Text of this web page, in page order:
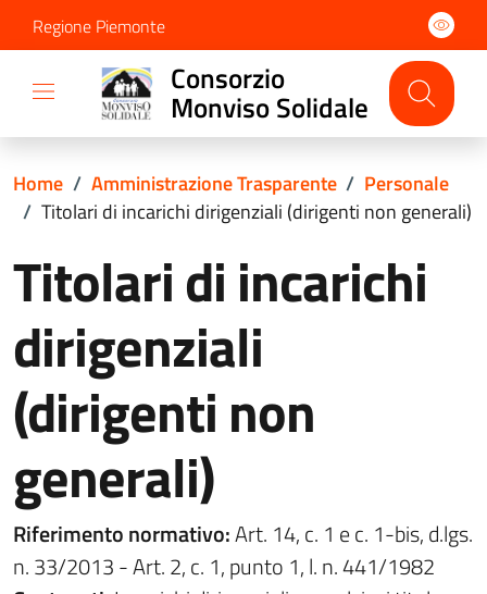
Regione Piemonte
Consorzio
Monviso Solidale
Home / Amministrazione Trasparente / Personale
/ Titolari di incarichi dirigenziali (dirigenti non generali)
Titolari di incarichi
dirigenziali
(dirigenti non
generali)
Riferimento normativo:Art. 14, c. 1 e c. 1-bis, d.lgs.
n. 33/2013 - Art. 2, c. 1, punto 1, l. n. 441/1982